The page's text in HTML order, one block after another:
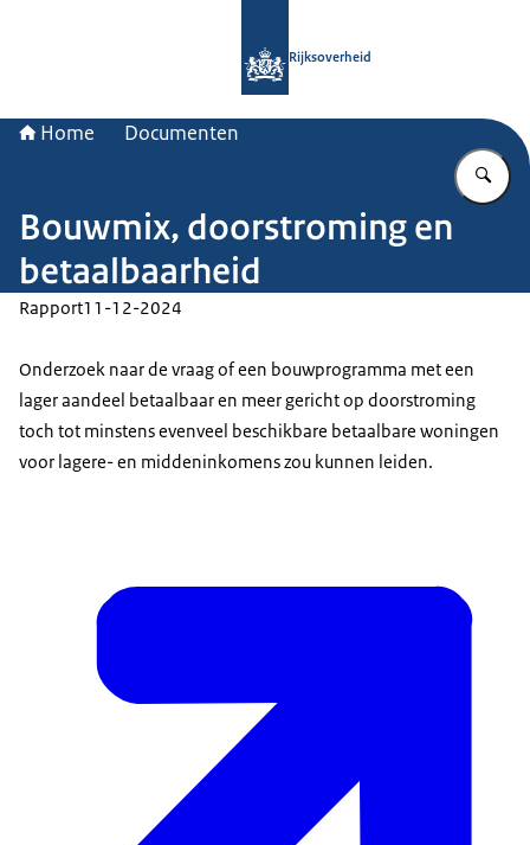
Rijksoverheid
Home Documenten
Bouwmix, doorstroming en
betaalbaarheid
Rapport11-12-2024
Onderzoek naar de vraag of een bouwprogramma met een
lager aandeel betaalbaar en meer gericht op doorstroming
toch tot minstens evenveel beschikbare betaalbare woningen
voor lagere- en middeninkomens zou kunnen leiden.